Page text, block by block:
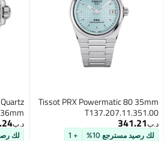
Tissot PRX Powermatic 80 35mm
T137.207.11.351.00
د.ب‏341.21
لك رصيد مسترجع 10% + 1
د.ب‏
لك